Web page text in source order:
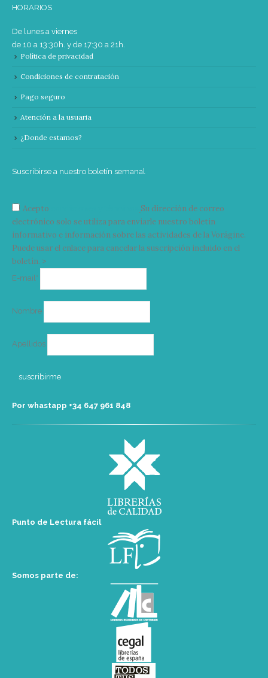
HORARIOS
De lunes a viernes
de 10 a 13:30h. y de 17:30 a 21h.
Política de privacidad
Condiciones de contratación
Pago seguro
Atención a la usuaria
¿Donde estamos?
Suscribirse a nuestro boletín semanal
Acepto
Su dirección de correo
electrónico solo se utiliza para enviarle nuestro boletín
informativo e información sobre las actividades de la Vorágine.
Puede usar el enlace para cancelar la suscripción incluido en el
boletín. >
E-mail*
Nombre
Apellidos
Por whastapp +34 ‭647 961 848‬
Punto de Lectura fácil
Somos parte de: